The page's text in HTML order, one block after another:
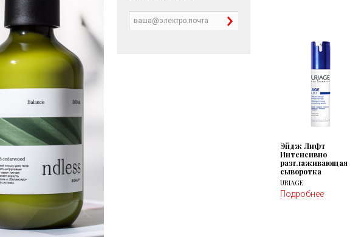
Эйдж Лифт
Интенсивно
разглаживающая
сыворотка
URIAGE
Подробнее